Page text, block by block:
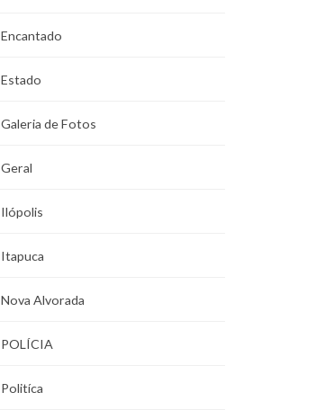
Encantado
Estado
Galeria de Fotos
Geral
Ilópolis
Itapuca
Nova Alvorada
POLÍCIA
Politíca